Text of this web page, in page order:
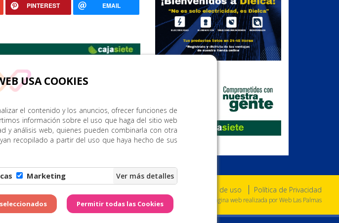
PINTEREST EMAIL
Condiciones de uso Política de Privacidad
Copyright © Zona Amarilla. Todos los derechos reservados. - Página web realizada porWeb Las Palmas
USA COOKIES
el contenido y los anuncios, ofrecer funciones de
información sobre el uso que haga del sitio web
y análisis web, quienes pueden combinarla con otra
recopilado a partir del uso que haya hecho de sus
Marketing